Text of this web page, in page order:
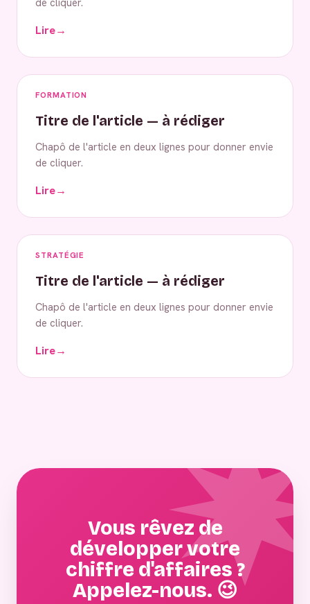
Lire→
FORMATION
Titre de l'article — à rédiger
Chapô de l'article en deux lignes pour donner envie
de cliquer.
Lire→
STRATÉGIE
Titre de l'article — à rédiger
Chapô de l'article en deux lignes pour donner envie
de cliquer.
Lire→
Vous rêvez de
développer votre
chiffre d'affaires ?
Appelez-nous. 😉